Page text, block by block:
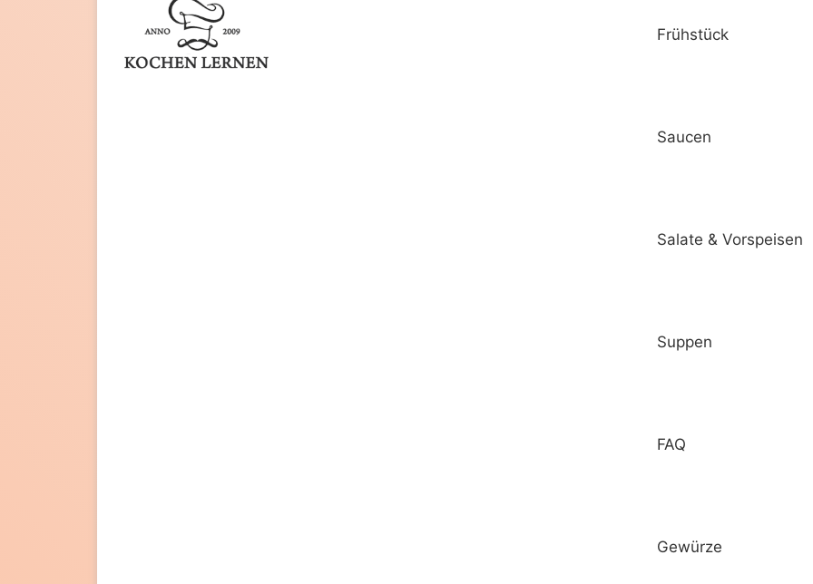
Frühstück
Saucen
Salate & Vorspeisen
Suppen
FAQ
Gewürze